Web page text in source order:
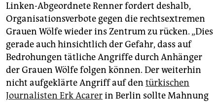
Linken-Abgeordnete Renner fordert deshalb,
Organisationsverbote gegen die rechtsextremen
Grauen Wölfe wieder ins Zentrum zu rücken. „Dies
gerade auch hinsichtlich der Gefahr, dass auf
Bedrohungen tätliche Angriffe durch Anhänger
der Grauen Wölfe folgen können. Der weiterhin
nicht aufgeklärte Angriff auf den türkischen
Journalisten Erk Acarerin Berlin sollte Mahnung